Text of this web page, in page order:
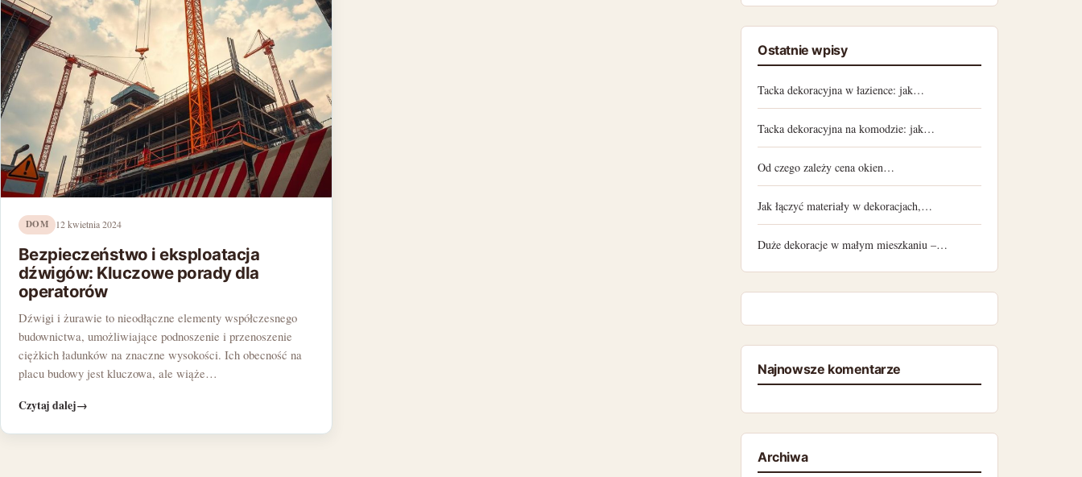
DOM 12 kwietnia 2024
Bezpieczeństwo i eksploatacja
dźwigów: Kluczowe porady dla
operatorów
Dźwigi i żurawie to nieodłączne elementy współczesnego
budownictwa, umożliwiające podnoszenie i przenoszenie
ciężkich ładunków na znaczne wysokości. Ich obecność na
placu budowy jest kluczowa, ale wiąże…
Czytaj dalej→
Ostatnie wpisy
Tacka dekoracyjna w łazience: jak…
Tacka dekoracyjna na komodzie: jak…
Od czego zależy cena okien…
Jak łączyć materiały w dekoracjach,…
Duże dekoracje w małym mieszkaniu –…
Najnowsze komentarze
Archiwa